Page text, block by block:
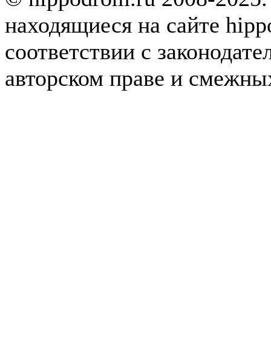
находящиеся на сайте
соответствии с
авторском праве и